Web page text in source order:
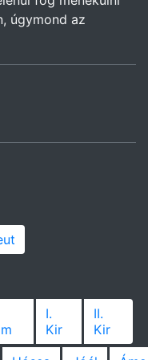
úgymond az
I.
Kir
II.
Kir